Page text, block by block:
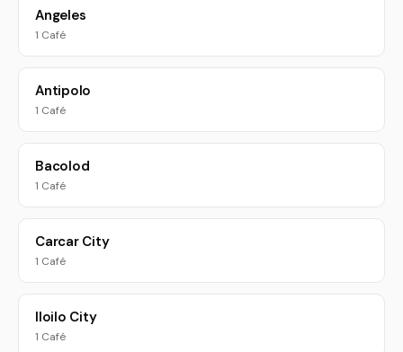
Angeles
1 Café
Antipolo
1 Café
Bacolod
1 Café
Carcar City
1 Café
Iloilo City
1 Café